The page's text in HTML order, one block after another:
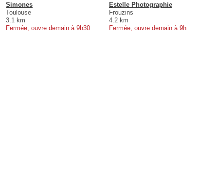
Simones
Toulouse
3.1 km
Fermée, ouvre demain à 9h30
Estelle Photographie
Frouzins
4.2 km
Fermée, ouvre demain à 9h